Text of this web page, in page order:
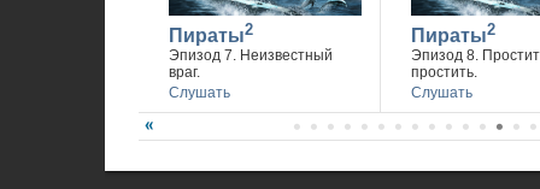
Пираты2
Эпизод 7. Неизвестный
враг.
Слушать
Пираты2
Эпизод 8.
простить.
Слушать